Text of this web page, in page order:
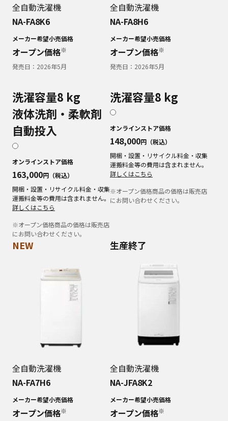
全自動洗濯機
NA-FA8K6
メーカー希望小売価格
オープン価格※
発売日： 2026年5月
洗濯容量8 kg
液体洗剤・柔軟剤
自動投入
オンラインストア価格
163,000円（税込）
開梱・設置・リサイクル料金・収集
運搬料金等の費用は含まれません。
詳しくはこちら
※オープン価格商品の価格は販売店
にお問い合わせください。
全自動洗濯機
NA-FA8H6
メーカー希望小売価格
オープン価格※
発売日： 2026年5月
洗濯容量8 kg
オンラインストア価格
148,000円（税込）
開梱・設置・リサイクル料金・収集
運搬料金等の費用は含まれません。
詳しくはこちら
※オープン価格商品の価格は販売店
にお問い合わせください。
NEW
全自動洗濯機
NA-FA7H6
メーカー希望小売価格
オープン価格※
生産終了
全自動洗濯機
NA-JFA8K2
メーカー希望小売価格
オープン価格※